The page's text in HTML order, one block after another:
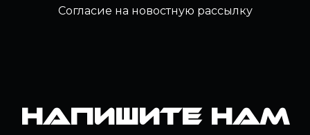
Согласие на новостную рассылку
Напишите нам